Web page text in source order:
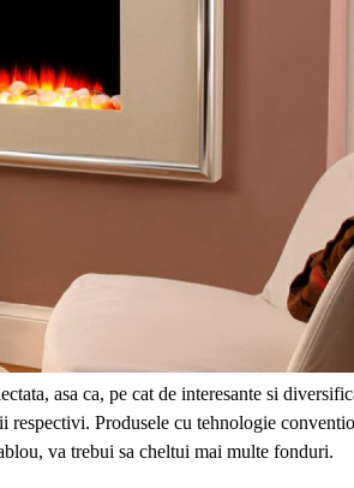
asa ca, pe cat de interesante si
Produsele cu tehnologie
va trebui sa cheltui mai multe fonduri.